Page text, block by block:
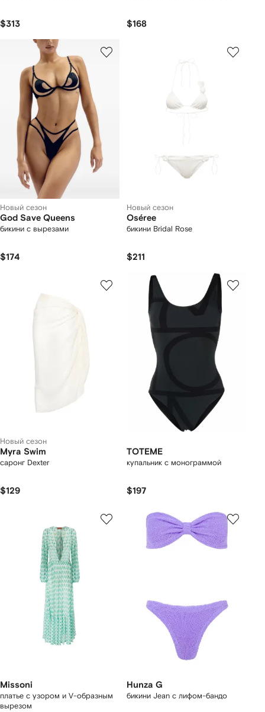
$313 $168
Новый сезон
God Save Queens
бикини с вырезами
$174
Новый сезон
Oséree
бикини Bridal Rose
$211
Новый сезон
Myra Swim
саронг Dexter
$129
TOTEME
купальник с монограммой
$197
Missoni
платье с узором и V-образным
вырезом
Hunza G
бикини Jean с лифом-бандо